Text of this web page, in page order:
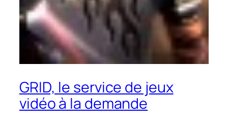
GRID, le service de jeux
vidéo à la demande